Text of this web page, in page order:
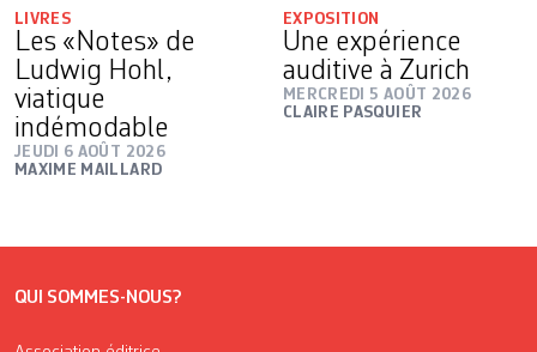
LIVRES
Les «Notes» de
Ludwig Hohl,
viatique
indémodable
JEUDI 6 AOÛT 2026
MAXIME MAILLARD
EXPOSITION
Une expérience
auditive à Zurich
MERCREDI 5 AOÛT 2026
CLAIRE PASQUIER
QUI SOMMES-NOUS?